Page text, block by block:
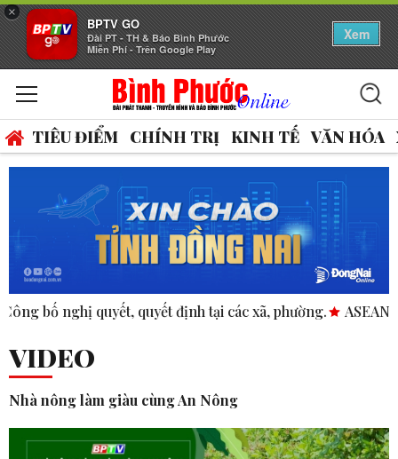
×
BPTV GO
Đài PT - TH & Báo Bình Phước
Miễn Phí - Trên Google Play
Xem
TIÊU ĐIỂM CHÍNH TRỊ KINH TẾ VĂN HÓA
định tại các xã, phường. ASEAN thúc đẩy bình đẳng
VIDEO
Nhà nông làm giàu cùng An Nông